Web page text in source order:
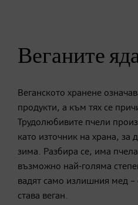
Веганите
Веганското хранене
продукти, а към тях се
Трудолюбивите пчели
като източник на храна, за
зима. Разбира се, има
възможно най-голяма
вадят само излишния мед –
става веган.